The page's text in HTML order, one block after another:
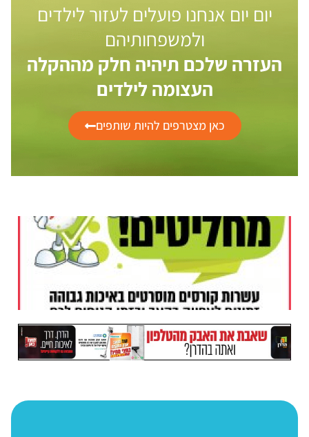
יום יום אנחנו פועלים לעזור לילדים
ולמשפחותיהם
העזרה שלכם תיהיה חלק מההקלה
העצומה לילדים
כאן מצטרפים להיות שותפים